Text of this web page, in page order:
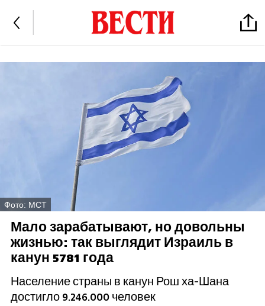
Фото: MCT
Мало зарабатывают, но довольны
жизнью: так выглядит Израиль в
канун 5781 года
Население страны в канун Рош ха-Шана
достигло 9.246.000 человек